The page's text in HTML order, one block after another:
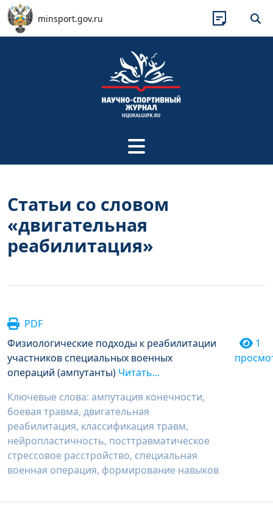
Перейти к основному содержанию
minsport.gov.ru
Статьи со словом
«двигательная
реабилитация»
PDF
Физиологические подходы к реабилитации
участников специальных военных
операций (ампутанты) Читать...
Ключевые слова: ампутация конечности,
боевая травма, двигательная
реабилитация, классификация травм,
нейропластичность, посттравматическое
стрессовое расстройство, специальная
военная операция, формирование навыков
1